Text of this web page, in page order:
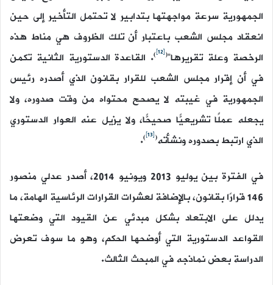
الجمهورية سرعة مواجهتها بتدابير لا تحتمل التأخير إلى حين
انعقاد مجلس الشعب باعتبار أن تلك الظروف هي مناط هذه
الرخصة وعلة تقريرها”(
[12]
). القاعدة الدستورية الثانية تكمن
في أن إقرار مجلس الشعب للقرار بقانون الذي أصدره رئيس
الجمهورية في غيبته لا يصحح محتواه من وقت صدوره، ولا
يجعله عملًا تشريعيًّا صحيحًّا، ولا يزيل عنه العوار الدستوري
الذي ارتبط بصدوره ونشأته(
[13]
)
.
في الفترة بين يوليو 2013 ويونيو 2014، أصدر عدلي منصور
146 قرارًا بقانون، بالإضافة لعشرات القرارات الرئاسية الهامة، ما
يدلل على الابتعاد بشكل مبدئي عن القيود التي وضعتها
القواعد الدستورية التي أوضحها الحكم، وهو ما سوف تعرض
الدراسة بعض نماذجه في المبحث الثالث.